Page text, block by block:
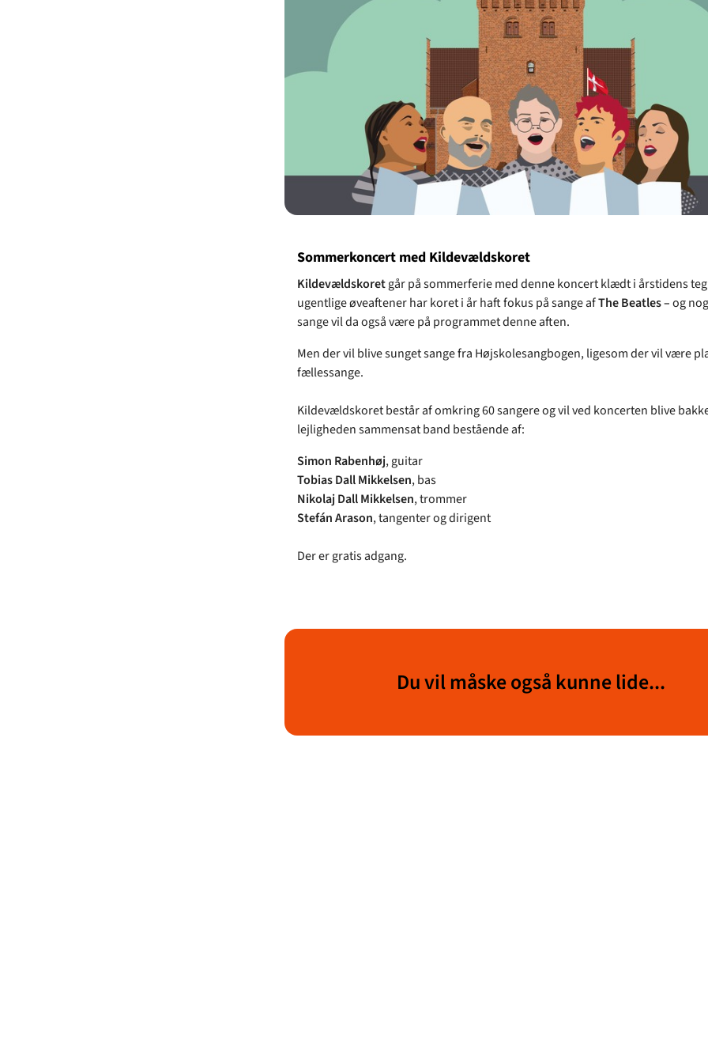
Sommerkoncert med Kildevældskoret
Kildevældskoretgår på sommerferie med denne koncert klædt i årstidens
ugentlige øveaftener har koret i år haft fokus på sange afThe Beatles –og
sange vil da også være på programmet denne aften.
Men der vil blive sunget sange fra Højskolesangbogen, ligesom der vil være
fællessange.
Kildevældskoret består af omkring 60 sangere og vil ved koncerten blive
lejligheden sammensat band bestående af:
Simon Rabenhøj, guitar
Tobias Dall Mikkelsen, bas
Nikolaj Dall Mikkelsen, trommer
Stefán Arason, tangenter og dirigent
Der er gratis adgang.
Du vil måske også kunne lide...